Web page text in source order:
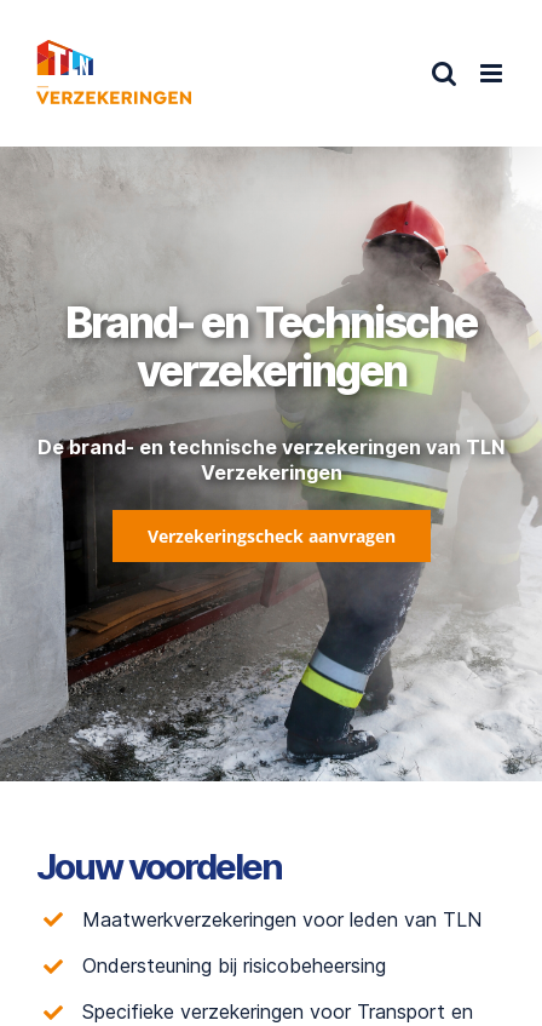
naar
inhoud
Brand- en Technische
verzekeringen
De brand- en technische verzekeringen van TLN
Verzekeringen
Verzekeringscheck aanvragen
Jouw voordelen
Maatwerkverzekeringen voor leden van TLN
Ondersteuning bij risicobeheersing
Specifieke verzekeringen voor Transport en